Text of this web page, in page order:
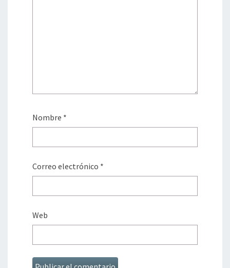
Nombre *
Correo electrónico *
Web